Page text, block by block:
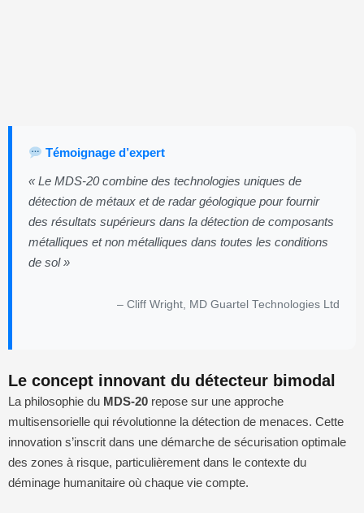
Témoignage d’expert
« Le MDS-20 combine des technologies uniques de
détection de métaux et de radar géologique pour fournir
des résultats supérieurs dans la détection de composants
métalliques et non métalliques dans toutes les conditions
de sol »
– Cliff Wright, MD Guartel Technologies Ltd
Le concept innovant du détecteur bimodal
La philosophie du MDS-20 repose sur une approche
multisensorielle qui révolutionne la détection de menaces. Cette
innovation s’inscrit dans une démarche de sécurisation optimale
des zones à risque, particulièrement dans le contexte du
déminage humanitaire où chaque vie compte.